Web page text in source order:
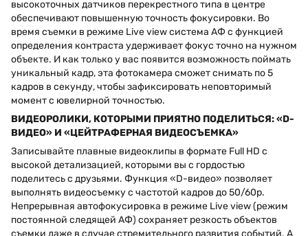
высокоточных датчиков перекрестного типа в центре
обеспечивают повышенную точность фокусировки. Во
время съемки в режиме Live view система АФ с функцией
определения контраста удерживает фокус точно на нужном
объекте. И как только у вас появится возможность поймать
уникальный кадр, эта фотокамера сможет снимать по 5
кадров в секунду, чтобы зафиксировать неповторимый
момент с ювелирной точностью.
ВИДЕОРОЛИКИ, КОТОРЫМИ ПРИЯТНО ПОДЕЛИТЬСЯ: «D-
ВИДЕО» И «ЦЕЙТРАФЕРНАЯ ВИДЕОСЪЕМКА»
Записывайте плавные видеоклипы в формате Full HD с
высокой детализацией, которыми вы с гордостью
поделитесь с друзьями. Функция «D-видео» позволяет
выполнять видеосъемку с частотой кадров до 50/60p.
Непрерывная автофокусировка в режиме Live view (режим
постоянной следящей АФ) сохраняет резкость объектов
съемки даже в случае стремительного развития событий. А